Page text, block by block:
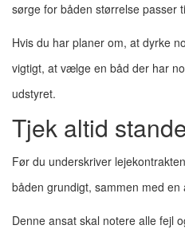
sørge for båden størrelse passer
Hvis du har planer om, at dyrke
vigtigt, at vælge en båd der har
udstyret.
Tjek altid
Før du underskriver
båden grundigt, sammen med
Denne ansat skal notere alle fejl